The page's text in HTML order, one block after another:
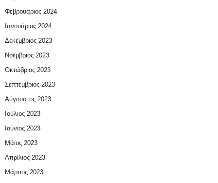
Φεβρουάριος 2024
Ιανουάριος 2024
Δεκέμβριος 2023
Νοέμβριος 2023
Οκτώβριος 2023
Σεπτέμβριος 2023
Αύγουστος 2023
Ιούλιος 2023
Ιούνιος 2023
Μάιος 2023
Απρίλιος 2023
Μάρτιος 2023